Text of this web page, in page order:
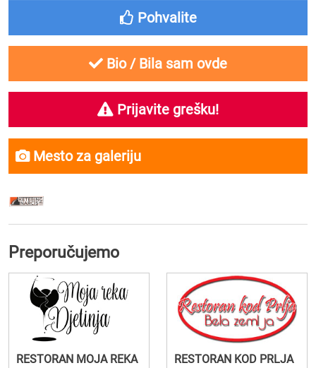
Pohvalite
Bio / Bila sam ovde
Prijavite grešku!
Mesto za galeriju
Preporučujemo
RESTORAN MOJA REKA
RESTORAN KOD PRLJA